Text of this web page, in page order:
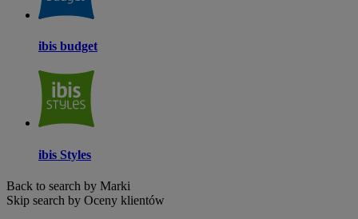
ibis budget
ibis Styles
Back to search by Marki
Skip search by Oceny klientów